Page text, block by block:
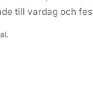
till vardag och